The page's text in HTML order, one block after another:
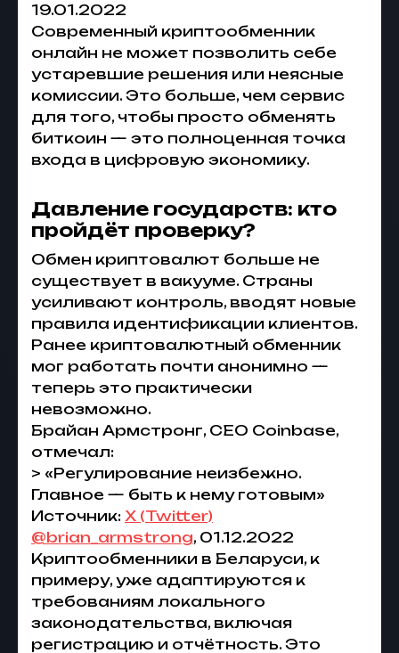
19.01.2022
Современный криптообменник
онлайн не может позволить себе
устаревшие решения или неясные
комиссии. Это больше, чем сервис
для того, чтобы просто обменять
биткоин — это полноценная точка
входа в цифровую экономику.
Давление государств: кто
пройдёт проверку?
Обмен криптовалют больше не
существует в вакууме. Страны
усиливают контроль, вводят новые
правила идентификации клиентов.
Ранее криптовалютный обменник
мог работать почти анонимно —
теперь это практически
невозможно.
Брайан Армстронг, CEO Coinbase,
отмечал:
> «Регулирование неизбежно.
Главное — быть к нему готовым»
Источник: X (Twitter)
@brian_armstrong, 01.12.2022
Криптообменники в Беларуси, к
примеру, уже адаптируются к
требованиям локального
законодательства, включая
регистрацию и отчётность. Это